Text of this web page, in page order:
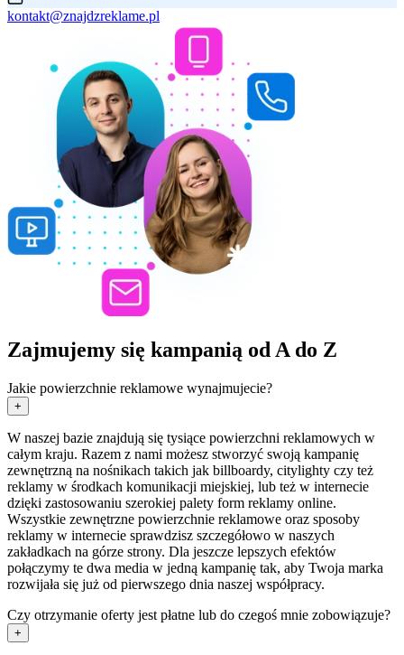
kontakt@znajdzreklame.pl
Zajmujemy się kampanią od A do Z
Jakie powierzchnie reklamowe wynajmujecie?
+
W naszej bazie znajdują się tysiące powierzchni reklamowych w
całym kraju. Razem z nami możesz stworzyć swoją kampanię
zewnętrzną na nośnikach takich jak billboardy, citylighty czy też
reklamy w środkach komunikacji miejskiej, lub też w internecie
dzięki zastosowaniu szerokiej palety form reklamy online.
Wszystkie zewnętrzne powierzchnie reklamowe oraz sposoby
reklamy w internecie sprawdzisz szczegółowo w naszych
zakładkach na górze strony. Dla jeszcze lepszych efektów
połączymy te dwa media w jedną kampanię tak, aby Twoja marka
rozwijała się już od pierwszego dnia naszej współpracy.
Czy otrzymanie oferty jest płatne lub do czegoś mnie zobowiązuje?
+